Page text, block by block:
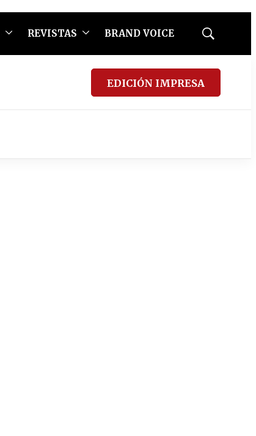
REVISTAS BRAND VOICE
Mostrar
EDICIÓN IMPRESA